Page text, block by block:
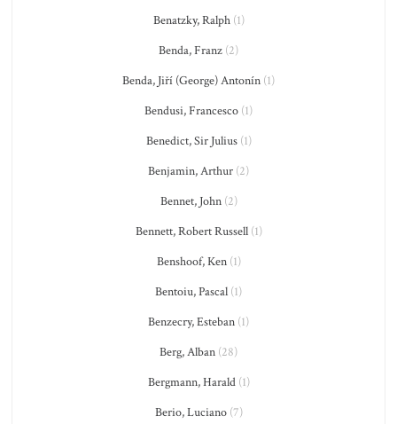
Benatzky, Ralph(1)
Benda, Franz (2)
Benda, Jiří (George) Antonín (1)
Bendusi, Francesco (1)
Benedict, Sir Julius(1)
Benjamin, Arthur (2)
Bennet, John(2)
Bennett, Robert Russell(1)
Benshoof, Ken(1)
Bentoiu, Pascal (1)
Benzecry, Esteban (1)
Berg, Alban (28)
Bergmann, Harald(1)
Berio, Luciano(7)